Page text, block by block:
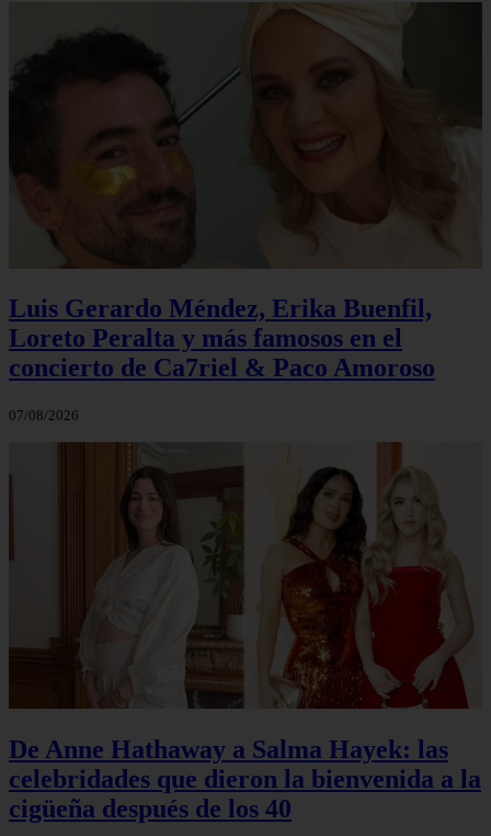
Luis Gerardo Méndez, Erika Buenfil,
Loreto Peralta y más famosos en el
concierto de Ca7riel & Paco Amoroso
07/08/2026
De Anne Hathaway a Salma Hayek: las
celebridades que dieron la bienvenida a la
cigüeña después de los 40